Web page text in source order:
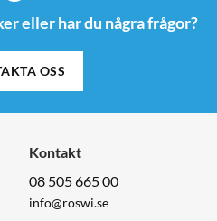
eller har du några frågor?
OSS
Kontakt
08 505 665 00
info@roswi.se